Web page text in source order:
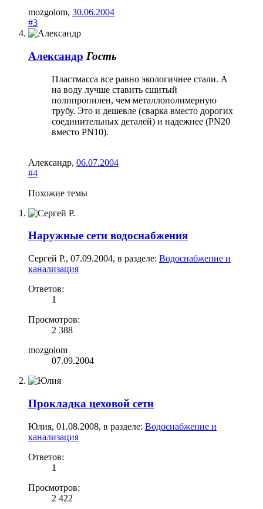
mozgolom, 30.06.2004
#3
Александр Гость
Пластмасса все равно экологичнее стали. А
на воду лучше ставить сшитый
полипропилен, чем металлополимерную
трубу. Это и дешевле (сварка вместо дорогих
соединительных деталей) и надежнее (PN20
вместо PN10).
Александр, 06.07.2004
#4
Похожие темы
Наружные сети водоснабжения
Сергей Р., 07.09.2004, в разделе: Водоснабжение и
канализация
Ответов:
1
Просмотров:
2 388
mozgolom
07.09.2004
Прокладка цеховой сети
Юлия, 01.08.2008, в разделе: Водоснабжение и
канализация
Ответов:
1
Просмотров:
2 422